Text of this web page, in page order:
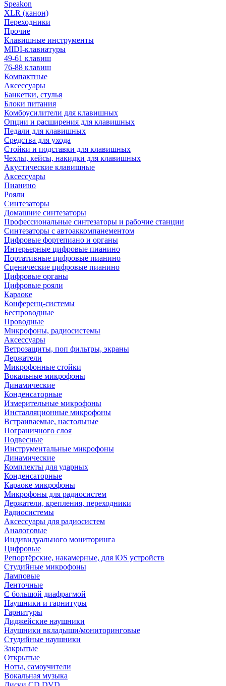
Speakon
XLR (канон)
Переходники
Прочие
Клавишные инструменты
MIDI-клавиатуры
49-61 клавиш
76-88 клавиш
Компактные
Аксессуары
Банкетки, стулья
Блоки питания
Комбоусилители для клавишных
Опции и расширения для клавишных
Педали для клавишных
Средства для ухода
Стойки и подставки для клавишных
Чехлы, кейсы, накидки для клавишных
Акустические клавишные
Аксессуары
Пианино
Рояли
Синтезаторы
Домашние синтезаторы
Профессиональные синтезаторы и рабочие станции
Синтезаторы с автоаккомпанементом
Цифровые фортепиано и органы
Интерьерные цифровые пианино
Портативные цифровые пианино
Сценические цифровые пианино
Цифровые органы
Цифровые рояли
Караоке
Конференц-системы
Беспроводные
Проводные
Микрофоны, радиосистемы
Аксессуары
Ветрозащиты, поп фильтры, экраны
Держатели
Микрофонные стойки
Вокальные микрофоны
Динамические
Конденсаторные
Измерительные микрофоны
Инсталляционные микрофоны
Встраиваемые, настольные
Пограничного слоя
Подвесные
Инструментальные микрофоны
Динамические
Комплекты для ударных
Конденсаторные
Караоке микрофоны
Микрофоны для радиосистем
Держатели, крепления, переходники
Радиосистемы
Аксессуары для радиосистем
Аналоговые
Индивидуального мониторинга
Цифровые
Репортёрские, накамерные, для iOS устройств
Студийные микрофоны
Ламповые
Ленточные
С большой диафрагмой
Наушники и гарнитуры
Гарнитуры
Диджейские наушники
Наушники вкладыши/мониторинговые
Студийные наушники
Закрытые
Открытые
Ноты, самоучители
Вокальная музыка